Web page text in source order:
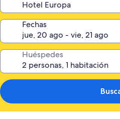
Fechas
Huéspedes